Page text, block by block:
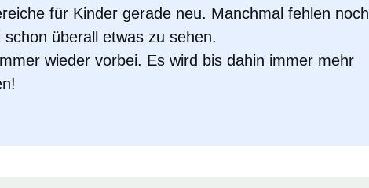
für Kinder gerade neu. Manchmal fehlen noch
überall etwas zu sehen.
wieder vorbei. Es wird bis dahin immer mehr